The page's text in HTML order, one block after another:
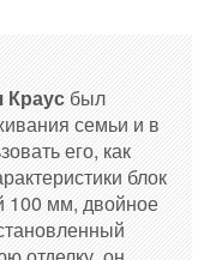
Краус был
семьи и в
его, как
блок
100 мм, двойное